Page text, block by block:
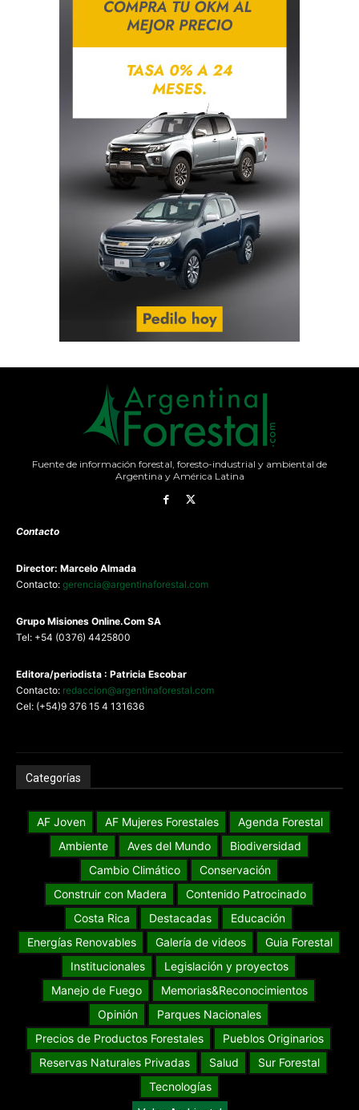
Fuente de información forestal, foresto-industrial y ambiental de
Argentina y América Latina
Contacto
Director: Marcelo Almada
Contacto: gerencia@argentinaforestal.com
Grupo Misiones Online.Com SA
Tel: +54 (0376) 4425800
Editora/periodista : Patricia Escobar
Contacto: redaccion@argentinaforestal.com
Cel: (+54)9 376 15 4 131636
Categorías
AF Joven AF Mujeres Forestales
Agenda Forestal
Ambiente
Aves del Mundo
Biodiversidad
Cambio Climático
Conservación
Construir con Madera
Contenido Patrocinado
Costa Rica
Destacadas
Educación
Energías Renovables
Galería de videos
Guia Forestal
Institucionales
Legislación y proyectos
Manejo de Fuego
Memorias&Reconocimientos
Opinión
Parques Nacionales
Precios de Productos Forestales
Pueblos Originarios
Reservas Naturales Privadas
Salud
Sur Forestal
Tecnologías